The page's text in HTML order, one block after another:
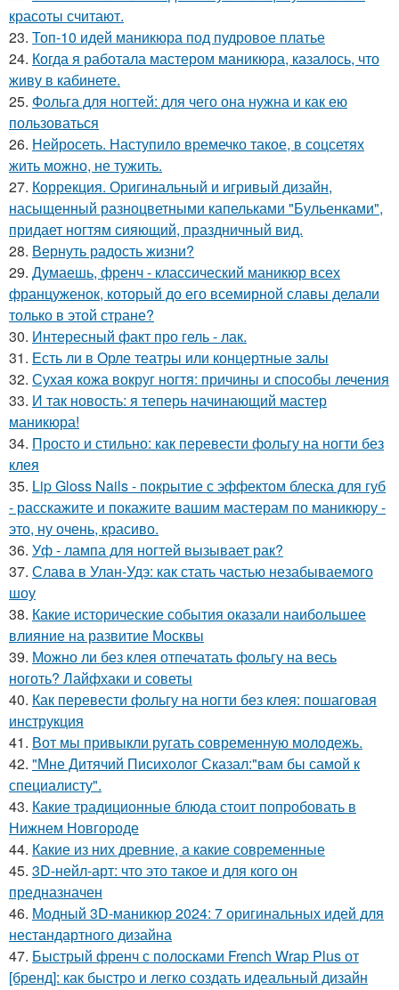
красоты считают.
23. Топ-10 идей маникюра под пудровое платье
24. Когда я работала мастером маникюра, казалось, что
живу в кабинете.
25. Фольга для ногтей: для чего она нужна и как ею
пользоваться
26. Нейросеть. Наступило времечко такое, в соцсетях
жить можно, не тужить.
27. Коррекция. Оригинальный и игривый дизайн,
насыщенный разноцветными капельками "Бульенками",
придает ногтям сияющий, праздничный вид.
28. Вернуть радость жизни?
29. Думаешь, френч - классический маникюр всех
француженок, который до его всемирной славы делали
только в этой стране?
30. Интересный факт про гель - лак.
31. Есть ли в Орле театры или концертные залы
32. Сухая кожа вокруг ногтя: причины и способы лечения
33. И так новость: я теперь начинающий мастер
маникюра!
34. Просто и стильно: как перевести фольгу на ногти без
клея
35. Lip Gloss Nails - покрытие с эффектом блеска для губ
- расскажите и покажите вашим мастерам по маникюру -
это, ну очень, красиво.
36. Уф - лампа для ногтей вызывает рак?
37. Слава в Улан-Удэ: как стать частью незабываемого
шоу
38. Какие исторические события оказали наибольшее
влияние на развитие Москвы
39. Можно ли без клея отпечатать фольгу на весь
ноготь? Лайфхаки и советы
40. Как перевести фольгу на ногти без клея: пошаговая
инструкция
41. Вот мы привыкли ругать современную молодежь.
42. "Мне Дитячий Писихолог Сказал:"вам бы самой к
специалисту".
43. Какие традиционные блюда стоит попробовать в
Нижнем Новгороде
44. Какие из них древние, а какие современные
45. 3D-нейл-арт: что это такое и для кого он
предназначен
46. Модный 3D-маникюр 2024: 7 оригинальных идей для
нестандартного дизайна
47. Быстрый френч с полосками French Wrap Plus от
[бренд]: как быстро и легко создать идеальный дизайн